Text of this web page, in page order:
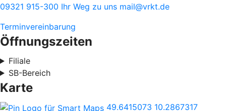
09321 915-300 Ihr Weg zu uns mail@vrkt.de
Terminvereinbarung
Öffnungszeiten
Filiale
SB-Bereich
Karte
49.6415073 10.2867317